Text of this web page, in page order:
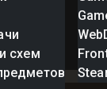
схем